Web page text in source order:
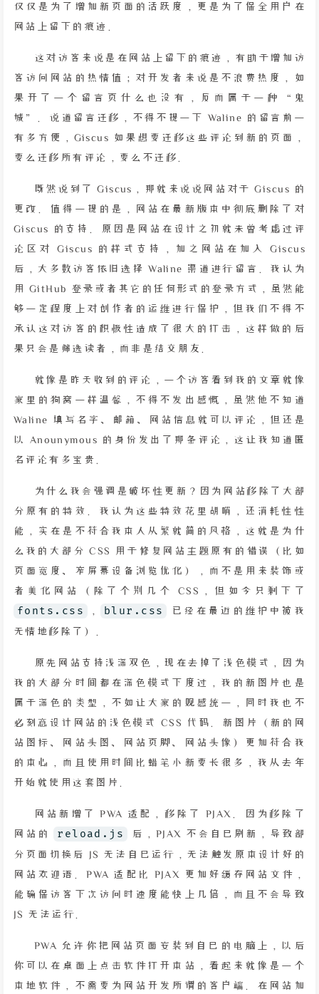
仅仅是为了增加新页面的活跃度，更是为了保全用户在
网站上留下的痕迹。
这对访客来说是在网站上留下的痕迹，有助于增加访
客访问网站的热情值；对开发者来说是不浪费热度，如
果开了一个留言页什么也没有，反而属于一种“鬼
城”。说道留言迁移，不得不提一下 Waline 的留言前一
有多方便，Giscus 如果想要迁移这些评论到新的页面，
要么迁移所有评论，要么不迁移。
既然说到了 Giscus，那就来说说网站对于 Giscus 的
更改。值得一提的是，网站在最新版本中彻底删除了对
Giscus 的支持。原因是网站在设计之初就未曾考虑过评
论区对 Giscus 的样式支持，加之网站在加入 Giscus
后，大多数访客依旧选择 Waline 渠道进行留言。我认为
用 GitHub 登录或者其它的任何形式的登录方式，虽然能
够一定程度上对创作者的运维进行保护，但我们不得不
承认这对访客的积极性造成了很大的打击，这样做的后
果只会是筛选读者，而非是结交朋友。
就像是昨天收到的评论，一个访客看到我的文章就像
家里的狗窝一样温馨，不得不发出感慨，虽然他不知道
Waline 填写名字、邮箱、网站信息就可以评论，但还是
以 Anounymous 的身份发出了那条评论，这让我知道匿
名评论有多宝贵。
为什么我会强调是破坏性更新？因为网站移除了大部
分原有的特效。我认为这些特效花里胡哨，还消耗性性
能，实在是不符合我本人从繁就简的风格，这就是为什
么我的大部分 CSS 用于修复网站主题原有的错误（比如
页面宽度、窄屏幕设备浏览优化），而不是用来装饰或
者美化网站（除了个别几个 CSS，但如今只剩下了
fonts.css blur.css
已经在最近的维护中被我
无情地移除了）。
原先网站支持浅深双色，现在去掉了浅色模式，因为
我的大部分时间都在深色模式下度过，我的新图片也是
属于深色的类型，不如让大家的观感统一，同时我也不
必刻意设计网站的浅色模式 CSS 代码。新图片（新的网
站图标、网站头图、网站页脚、网站头像）更加符合我
的本心，而且使用时间比蜡笔小新要长很多，我从去年
开始就使用这套图片。
网站新增了 PWA 适配，移除了 PJAX。因为移除了
网站的
reload.js
后，PJAX 不会自己刷新，导致部
分页面切换后 JS 无法自己运行，无法触发原本设计好的
网站欢迎语。PWA 适配比 PJAX 更加好缓存网站文件，
能确保访客下次访问时速度能快上几倍，而且不会导致
JS 无法运行。
PWA 允许你把网站页面安装到自己的电脑上，以后
你可以在桌面上点击软件打开本站，看起来就像是一个
本地软件，不需要为网站开发所谓的客户端。在网站加